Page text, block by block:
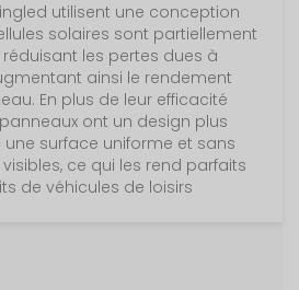
utilisent une conception
solaires sont partiellement
les pertes dues à
ainsi le rendement
En plus de leur efficacité
ont un design plus
surface uniforme et sans
ce qui les rend parfaits
de véhicules de loisirs